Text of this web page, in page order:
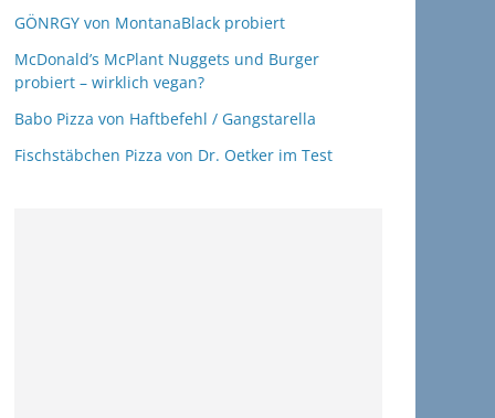
GÖNRGY von MontanaBlack probiert
McDonald’s McPlant Nuggets und Burger
probiert – wirklich vegan?
Babo Pizza von Haftbefehl / Gangstarella
Fischstäbchen Pizza von Dr. Oetker im Test